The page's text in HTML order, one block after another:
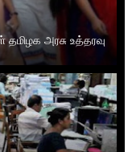
அரசு உத்தரவு